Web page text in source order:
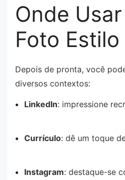
Onde
Foto
Depois de pronta, você
diversos contextos:
LinkedIn: impressione
Currículo: dê um toque
Instagram: destaque-se